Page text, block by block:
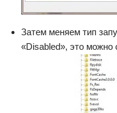
Затем меняем тип
«Disabled», это можно